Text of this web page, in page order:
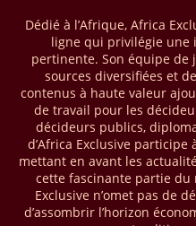
28/03/26 AFRIQUE - MOBILE
Selon le rapport publié par
téléphonie mobile (GSMA), près
par les comptes de mobile
2025, en hausse d'environ 27 %
« The State of the Industry
que le continent a capté environ
mobile money réalisées à
milliards USD (+23 % par rapport
enregistré environ 74 % du
répertoriées l’an passé dans le
Dédié à l’Afrique, Africa
ligne qui privilégie une
pertinente. Son équipe de
sources diversifiées et
contenus à haute valeur
de travail pour les
décideurs publics,
d’Africa Exclusive participe
mettant en avant les
cette fascinante partie du
Exclusive n’omet pas de
d’assombrir l’horizon